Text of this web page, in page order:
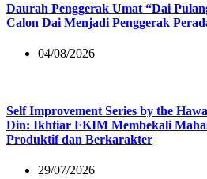
Daurah Penggerak Umat “Dai
Calon Dai Menjadi Penggerak
04/08/2026
Self Improvement Series by the
Din: Ikhtiar FKIM Membekali
Produktif dan Berkarakter
29/07/2026